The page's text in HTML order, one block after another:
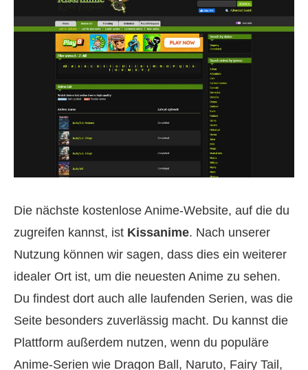
Die nächste kostenlose Anime-Website, auf die du
zugreifen kannst, ist Kissanime. Nach unserer
Nutzung können wir sagen, dass dies ein weiterer
idealer Ort ist, um die neuesten Anime zu sehen.
Du findest dort auch alle laufenden Serien, was die
Seite besonders zuverlässig macht. Du kannst die
Plattform außerdem nutzen, wenn du populäre
Anime-Serien wie Dragon Ball, Naruto, Fairy Tail,